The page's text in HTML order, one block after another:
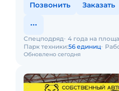
Позвонить Заказать
Обновлено сегодня
Спецподряд 4 года на
Парк техники:56 единиц